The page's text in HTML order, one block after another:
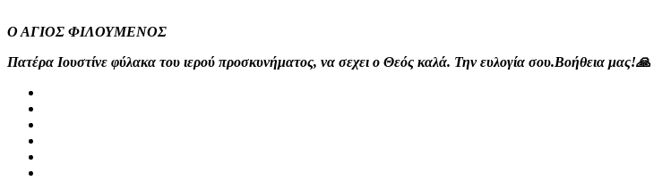
Ο ΑΓΙΟΣ ΦΙΛΟΥΜΕΝΟΣ
Πατέρα Ιουστίνε φύλακα του ιερού προσκυνήματος, να σεχει ο Θεός καλά. Την ευλογία σου.Βοήθεια μας!🙏